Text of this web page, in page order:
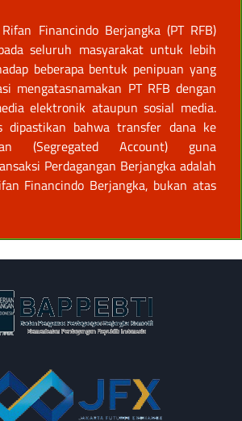
Financindo Berjangka (PT RFB)
seluruh masyarakat untuk lebih
beberapa bentuk penipuan yang
mengatasnamakan PT RFB dengan
elektronik ataupun sosial media.
bahwa transfer dana ke
(Segregated Account) guna
Perdagangan Berjangka adalah
Financindo Berjangka, bukan atas